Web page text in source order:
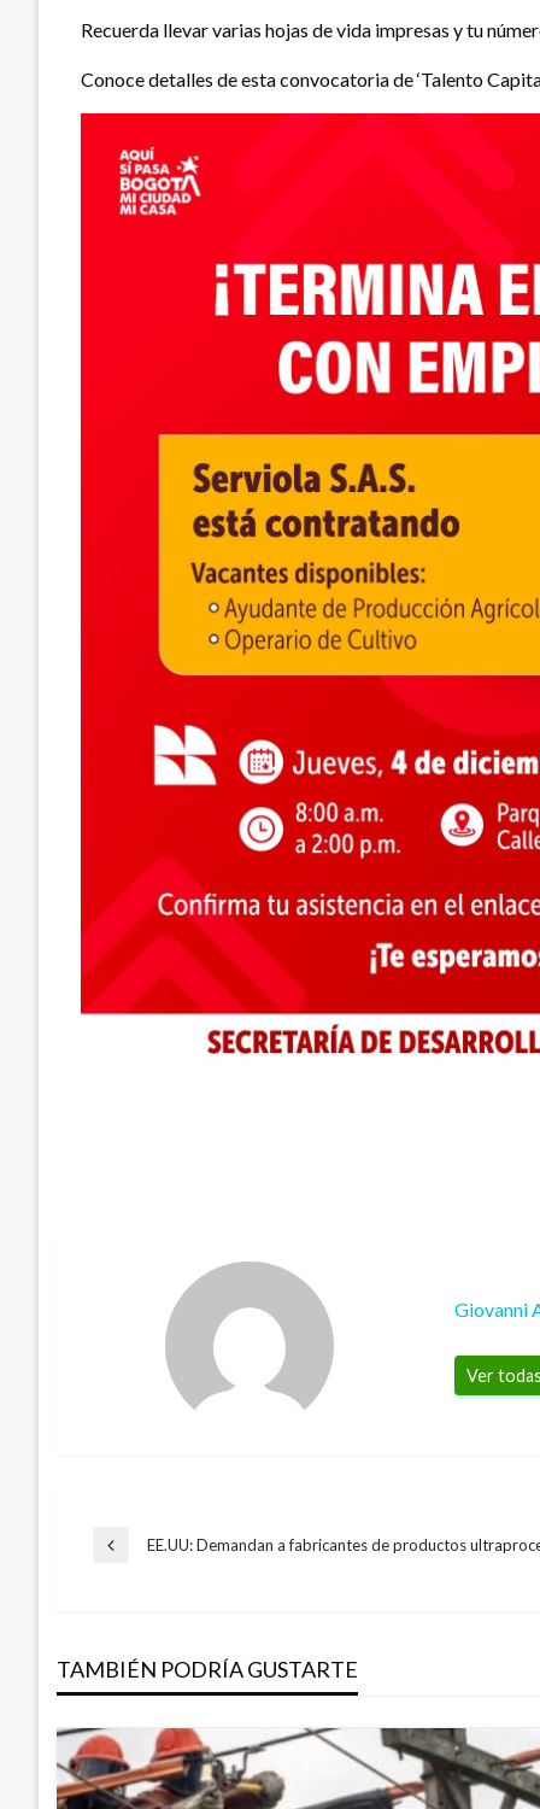
Recuerda llevar varias hojas de vida impresas y tu
Conoce detalles de esta convocatoria de ‘Talento
Giovanni
Ver
Navegación
entradas
Entrada
EE.UU: Demandan a fabricantes de productos
TAMBIÉN PODRÍA GUSTARTE